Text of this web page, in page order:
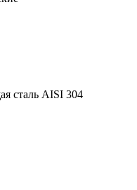
сталь AISI 304